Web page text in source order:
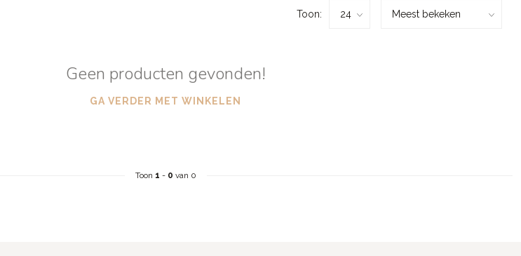
Toon:
Geen producten gevonden!
GA VERDER MET WINKELEN
Toon 1 - 0 van 0